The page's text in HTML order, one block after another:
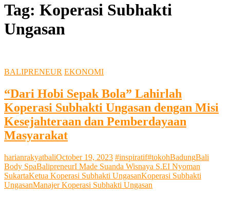
Tag: Koperasi Subhakti
Ungasan
BALIPRENEUR EKONOMI
“Dari Hobi Sepak Bola” Lahirlah
Koperasi Subhakti Ungasan dengan Misi
Kesejahteraan dan Pemberdayaan
Masyarakat
harianrakyatbaliOctober 19, 2023 #inspiratif#tokohBadungBali
Body SpaBalipreneurI Made Suanda Wisnaya S.EI Nyoman
SukartaKetua Koperasi Subhakti UngasanKoperasi Subhakti
UngasanManajer Koperasi Subhakti Ungasan